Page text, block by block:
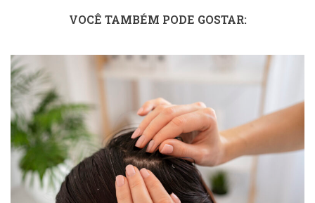
VOCÊ TAMBÉM PODE GOSTAR: